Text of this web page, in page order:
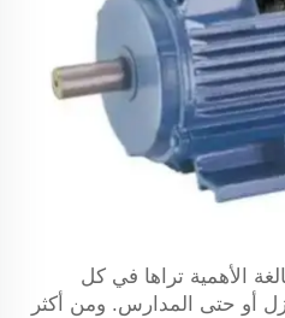
الأهمية تراها في كل
أو حتى المدارس. ومن أكثر